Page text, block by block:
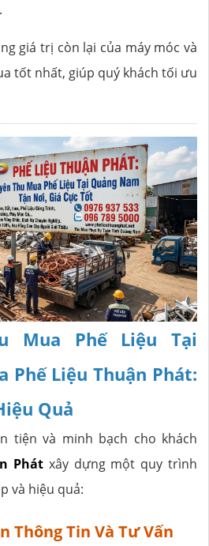
giá trị còn lại của máy móc và
tốt nhất, giúp quý khách tối ưu
Mua Phế Liệu Tại
Phế Liệu Thuận Phát:
Quả
tiện và minh bạch cho khách
Phát xây dựng một quy trình
và hiệu quả:
Thông Tin Và Tư Vấn